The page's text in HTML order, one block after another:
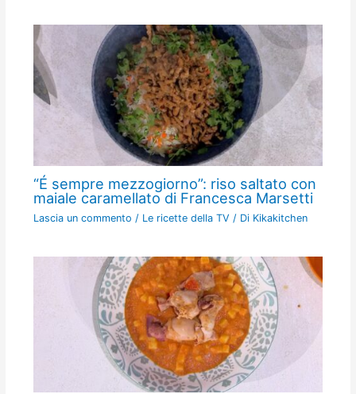
“É sempre mezzogiorno”: riso saltato con
maiale caramellato di Francesca Marsetti
Lascia un commento / Le ricette della TV / Di Kikakitchen